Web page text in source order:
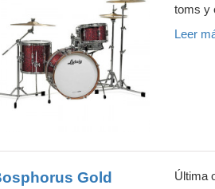
toms y
Leer
Gold Última